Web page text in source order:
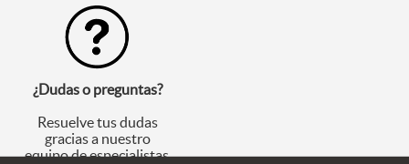
¿Dudas o preguntas?
Resuelve tus dudas
gracias a nuestro
equipo de especialistas.